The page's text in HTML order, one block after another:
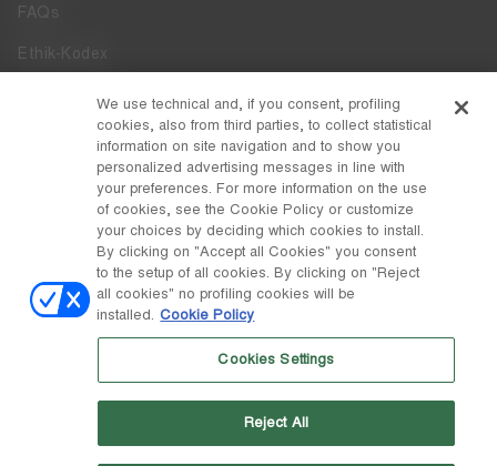
FAQs
Ethik-Kodex
Whistleblowing
Zugänglichkeit
DISCOVER MOON BOOT
Facebook
LAND / WÄHRUNG
Schweiz / ₣ ändern
S.p.A. untersteht. Sitz in Giavera del Montello (TV) - Via Fante d'Italia
n. 56 | Grundkapital € 38.533.835,00 voll eingezahlt | Unternehmen
We use technical and, if you consent, profiling
cookies, also from third parties, to collect statistical
information on site navigation and to show you
personalized advertising messages in line with
your preferences. For more information on the use
of cookies, see the Cookie Policy or customize
your choices by deciding which cookies to install.
By clicking on "Accept all Cookies" you consent
to the setup of all cookies. By clicking on "Reject
all cookies" no profiling cookies will be
installed. Cookie Policy
Cookies Settings
Reject All